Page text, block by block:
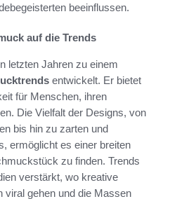
beeinflussen.
auf die Trends
letzten Jahren zu einem
entwickelt. Er bietet
für Menschen, ihren
Die Vielfalt der Designs, von
bis hin zu zarten und
ermöglicht es einer breiten
zu finden. Trends
verstärkt, wo kreative
viral gehen und die Massen